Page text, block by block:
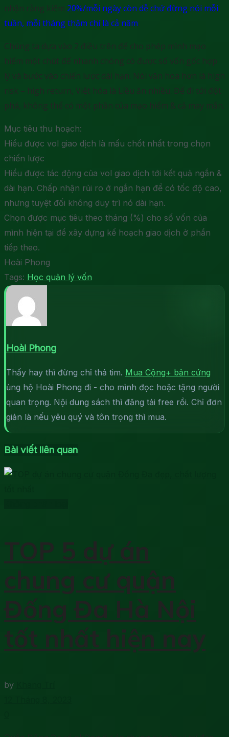
nhận rằng kiếm 20%/mỗi ngày còn dễ chứ đừng nói mỗi
tuần, mỗi tháng thậm chí là cả năm.
Chúng ta dựa vào 2 điều trên để cho phép mình mạo
hiểm một chút để nhanh chóng có được số vốn gốc hợp
lý và bước vào chiến lược dài hạn. Nói văn hoa hơn là high
risk – high return, Việt hóa là Liều ăn nhiều. Để đi tới đột
phá, không thể có một phần của mạo hiểm & cả may mắn.
Mục tiêu thu hoạch:
Hiểu được vol giao dịch là mấu chốt nhất trong chọn
chiến lược
Hiểu được tác động của vol giao dịch tới kết quả ngắn &
dài hạn. Chấp nhận rủi ro ở ngắn hạn để có tốc độ cao,
nhưng tuyệt đối không duy trì nó dài hạn.
Chọn được mục tiêu theo tháng (%) cho số vốn của
mình hiện tại để xây dựng kế hoạch giao dịch ở phần
tiếp theo.
Hoài Phong
Tags: Học quản lý vốn
Hoài Phong
Thấy hay thì đừng chỉ thả tim. Mua Cộng+ bản cứng
ủng hộ Hoài Phong đi - cho mình đọc hoặc tặng người
quan trọng. Nội dung sách thì đăng tải free rồi. Chỉ đơn
giản là nếu yêu quý và tôn trọng thì mua.
Bài viết liên quan
TOP 5 dự án
chung cư quận
Đống Đa Hà Nội
tốt nhất hiện nay
by